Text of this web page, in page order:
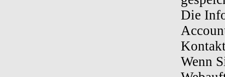
Die
Wenn